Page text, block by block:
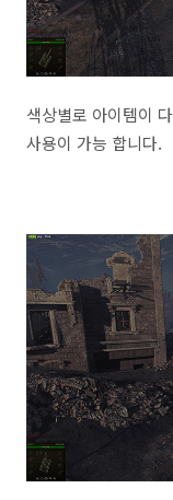
색상별로 아이템이
사용이 가능 합니다.